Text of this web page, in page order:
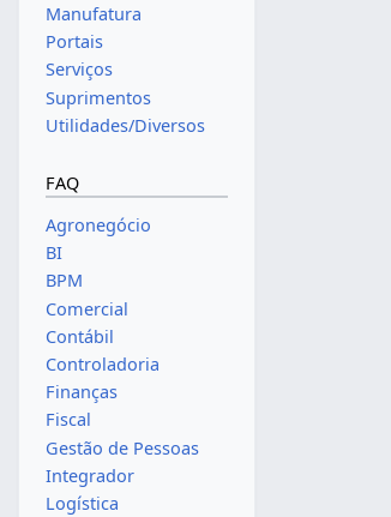
Manufatura
Portais
Serviços
Suprimentos
Utilidades/Diversos
FAQ
Agronegócio
BI
BPM
Comercial
Contábil
Controladoria
Finanças
Fiscal
Gestão de Pessoas
Integrador
Logística